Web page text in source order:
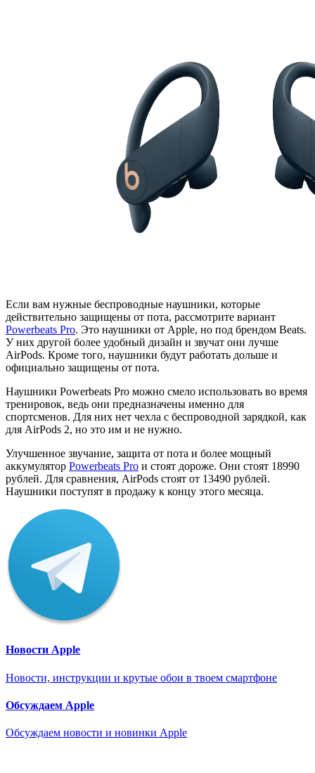
Если вам нужные беспроводные наушники, которые
действительно защищены от пота, рассмотрите вариант
Powerbeats Pro. Это наушники от Apple, но под брендом Beats.
У них другой более удобный дизайн и звучат они лучше
AirPods. Кроме того, наушники будут работать дольше и
официально защищены от пота.
Наушники Powerbeats Pro можно смело использовать во время
тренировок, ведь они предназначены именно для
спортсменов. Для них нет чехла с беспроводной зарядкой, как
для AirPods 2, но это им и не нужно.
Улучшенное звучание, защита от пота и более мощный
аккумулятор Powerbeats Pro и стоят дороже. Они стоят 18990
рублей. Для сравнения, AirPods стоят от 13490 рублей.
Наушники поступят в продажу к концу этого месяца.
Новости Apple
Новости, инструкции и крутые обои в твоем смартфоне
Обсуждаем Apple
Обсуждаем новости и новинки Apple